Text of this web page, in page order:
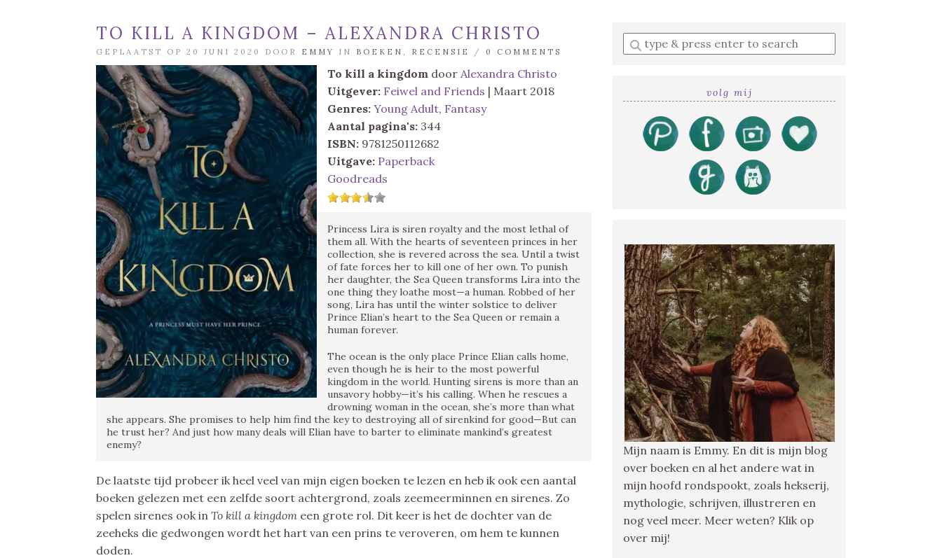
TO KILL A KINGDOM – ALEXANDRA CHRISTO
GEPLAATST OP 20 JUNI 2020 DOOR EMMY IN BOEKEN , RECENSIE / 0 COMMENTS
To kill a kingdom door Alexandra Christo
Uitgever: Feiwel and Friends | Maart 2018
Genres: Young Adult, Fantasy
Aantal pagina's: 344
ISBN: 9781250112682
Uitgave: Paperback
Goodreads
Princess Lira is siren royalty and the most lethal of
them all. With the hearts of seventeen princes in her
collection, she is revered across the sea. Until a twist
of fate forces her to kill one of her own. To punish
her daughter, the Sea Queen transforms Lira into the
one thing they loathe most—a human. Robbed of her
song, Lira has until the winter solstice to deliver
Prince Elian’s heart to the Sea Queen or remain a
human forever.
The ocean is the only place Prince Elian calls home,
even though he is heir to the most powerful
kingdom in the world. Hunting sirens is more than an
unsavory hobby—it’s his calling. When he rescues a
drowning woman in the ocean, she’s more than what
she appears. She promises to help him find the key to destroying all of sirenkind for good—But can
he trust her? And just how many deals will Elian have to barter to eliminate mankind’s greatest
enemy?
De laatste tijd probeer ik heel veel van mijn eigen boeken te lezen en heb ik ook een aantal
boeken gelezen met een zelfde soort achtergrond, zoals zeemeerminnen en sirenes. Zo
spelen sirenes ook in To kill a kingdom een grote rol. Dit keer is het de dochter van de
zeeheks die gedwongen wordt het hart van een prins te veroveren, om hem te kunnen
doden.
Enter
a
volg mij
Mijn naam is Emmy. En dit is mijn blog
over boeken en al het andere wat in
mijn hoofd rondspookt, zoals hekserij,
mythologie, schrijven, illustreren en
nog veel meer. Meer weten? Klik op
over mij!